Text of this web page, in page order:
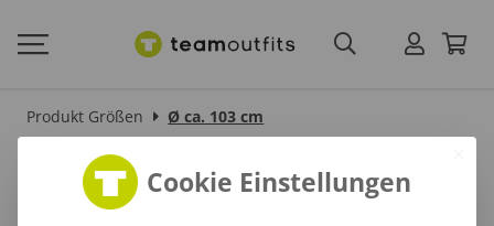
Produkt Größen Ø ca. 103 cm
Ø ca. 103 cmCookie Einstellungen